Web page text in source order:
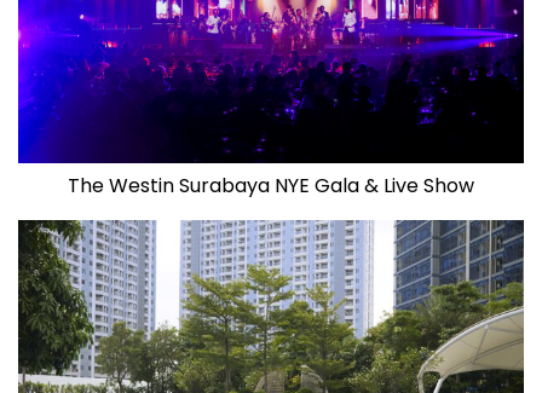
The Westin Surabaya NYE Gala & Live Show